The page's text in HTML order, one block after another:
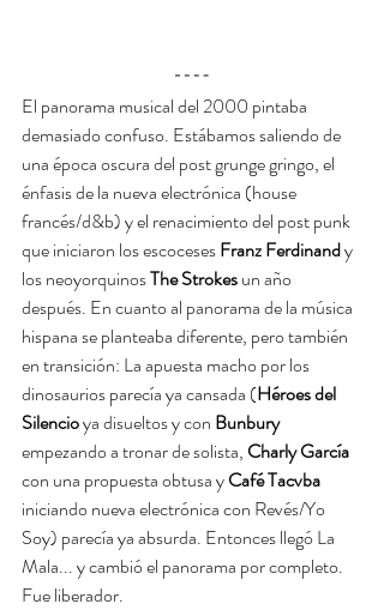
El panorama musical del 2000 pintaba
demasiado confuso. Estábamos saliendo de
una época oscura del post grunge gringo, el
énfasis de la nueva electrónica (house
francés/d&b) y el renacimiento del post punk
que iniciaron los escoceses Franz Ferdinand y
los neoyorquinos The Strokes un año
después. En cuanto al panorama de la música
hispana se planteaba diferente, pero también
en transición: La apuesta macho por los
dinosaurios parecía ya cansada (Héroes del
Silencio ya disueltos y con Bunbury
empezando a tronar de solista, Charly García
con una propuesta obtusa y Café Tacvba
iniciando nueva electrónica con Revés/Yo
Soy) parecía ya absurda. Entonces llegó La
Mala... y cambió el panorama por completo.
Fue liberador.